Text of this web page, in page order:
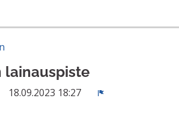
lainauspiste
18.09.2023 18:27